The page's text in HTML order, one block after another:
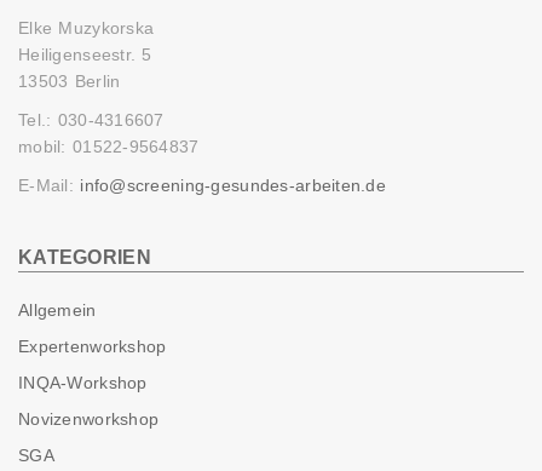
Elke Muzykorska
Heiligenseestr. 5
13503 Berlin
Tel.: 030-4316607
mobil: 01522-9564837
E-Mail: info@screening-gesundes-arbeiten.de
KATEGORIEN
Allgemein
Expertenworkshop
INQA-Workshop
Novizenworkshop
SGA